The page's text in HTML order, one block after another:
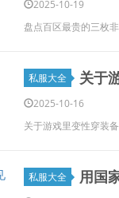
2025-10-19
盘点百区最贵的三枚
私服大全 关于
2025-10-16
关于游戏里变性穿装
私服大全 用国